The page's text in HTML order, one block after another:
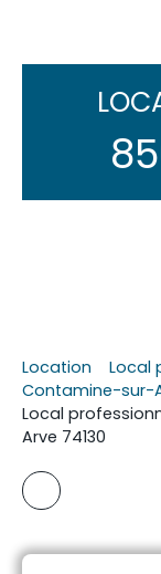
Location
Local
Contamine-sur-
Local
Arve 74130